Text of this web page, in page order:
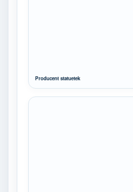
Producent statuetek